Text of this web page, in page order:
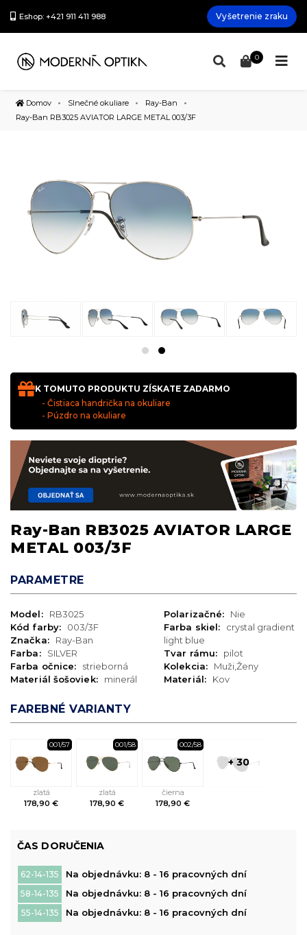
Eshop: +421 911 411 988 Vyšetrenie zraku
0
Domov Slnečné okuliare
Ray-Ban
Ray-Ban RB3025 AVIATOR LARGE METAL 003/3F
K TOMUTO PRODUKTU ZÍSKATE ZADARMO
- Čistiaca handrička na okuliare
- Púzdro na okuliare
Ray-Ban RB3025 AVIATOR LARGE
METAL 003/3F
PARAMETRE
Model:
RB3025
Kód farby:
003/3F
Značka:
Ray-Ban
Farba:
SILVER
Farba očnice:
strieborná
Materiál šošoviek:
minerál
Polarizačné:
Nie
Farba skiel:
crystal gradient
light blue
Tvar rámu:
pilot
Kolekcia:
Muži,Ženy
Materiál:
Kov
FAREBNÉ VARIANTY
001/57
zlatá
178,90 €
001/58
zlatá
178,90 €
002/58
čierna
178,90 €
+ 30
ČAS DORUČENIA
62-14-135 Na objednávku: 8 - 16 pracovných dní
58-14-135 Na objednávku: 8 - 16 pracovných dní
55-14-135 Na objednávku: 8 - 16 pracovných dní